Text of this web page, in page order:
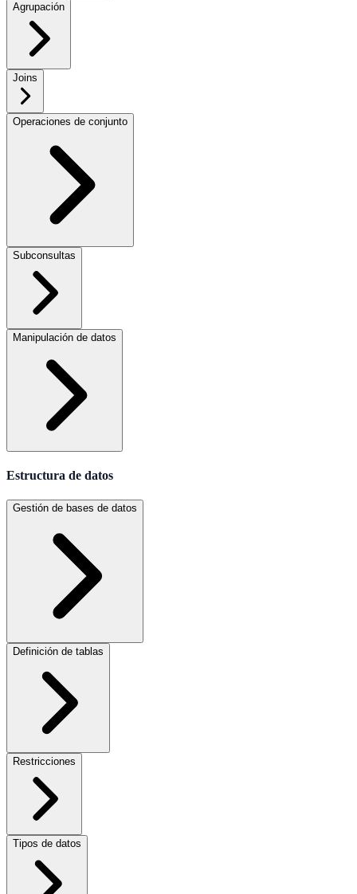
Agrupación
Joins
Operaciones de conjunto
Subconsultas
Manipulación de datos
Estructura de datos
Gestión de bases de datos
Definición de tablas
Restricciones
Tipos de datos